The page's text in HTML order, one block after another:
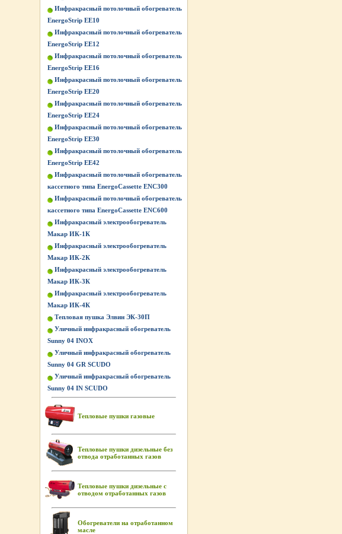
Инфракрасный потолочный обогреватель
EnergoStrip EE10
Инфракрасный потолочный обогреватель
EnergoStrip EE12
Инфракрасный потолочный обогреватель
EnergoStrip EE16
Инфракрасный потолочный обогреватель
EnergoStrip EE20
Инфракрасный потолочный обогреватель
EnergoStrip EE24
Инфракрасный потолочный обогреватель
EnergoStrip EE30
Инфракрасный потолочный обогреватель
EnergoStrip EE42
Инфракрасный потолочный обогреватель
кассетного типа EnergoCassette ENC300
Инфракрасный потолочный обогреватель
кассетного типа EnergoCassette ENC600
Инфракрасный электрообогреватель
Макар ИК-1К
Инфракрасный электрообогреватель
Макар ИК-2К
Инфракрасный электрообогреватель
Макар ИК-3К
Инфракрасный электрообогреватель
Макар ИК-4К
Тепловая пушка Элвин ЭК-30П
Уличный инфракрасный обогреватель
Sunny 04 INOX
Уличный инфракрасный обогреватель
Sunny 04 GR SCUDO
Уличный инфракрасный обогреватель
Sunny 04 IN SCUDO
Тепловые пушки газовые
Тепловые пушки дизельные без
отвода отработанных газов
Тепловые пушки дизельные с
отводом отработанных газов
Обогреватели на отработанном
масле